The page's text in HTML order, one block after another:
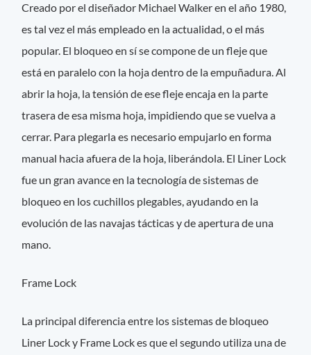
Creado por el diseñador Michael Walker en el año 1980,
es tal vez el más empleado en la actualidad, o el más
popular. El bloqueo en sí se compone de un fleje que
está en paralelo con la hoja dentro de la empuñadura. Al
abrir la hoja, la tensión de ese fleje encaja en la parte
trasera de esa misma hoja, impidiendo que se vuelva a
cerrar. Para plegarla es necesario empujarlo en forma
manual hacia afuera de la hoja, liberándola. El Liner Lock
fue un gran avance en la tecnología de sistemas de
bloqueo en los cuchillos plegables, ayudando en la
evolución de las navajas tácticas y de apertura de una
mano.
Frame Lock
La principal diferencia entre los sistemas de bloqueo
Liner Lock y Frame Lock es que el segundo utiliza una de